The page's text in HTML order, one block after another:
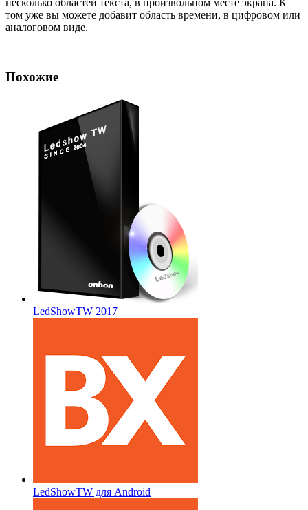
том уже вы можете добавит область времени, в цифровом или
аналоговом виде.
Похожие
LedShowTW 2017
LedShowTW для Android